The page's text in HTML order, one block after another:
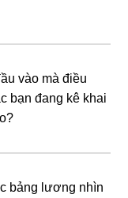
vào mà điều
bạn đang kê khai
bảng lương nhìn